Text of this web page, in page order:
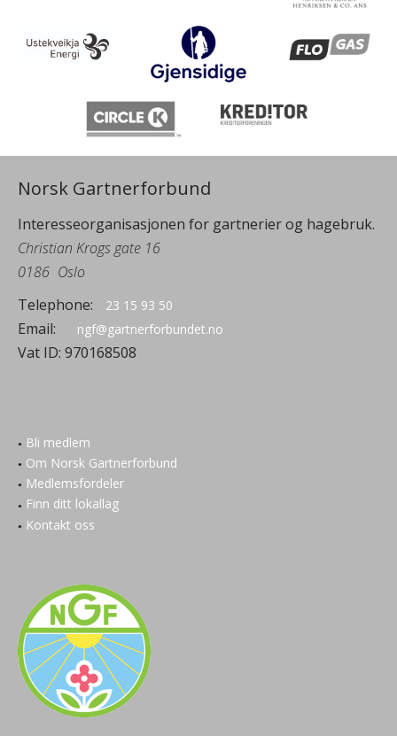
Norsk Gartnerforbund
Interesseorganisasjonen for gartnerier og hagebruk.
Christian Krogs gate 16
0186 Oslo
Telephone:
23 15 93 50
Email: ngf@gartnerforbundet.no
Vat ID: 970168508
Bli medlem
Om Norsk Gartnerforbund
Medlemsfordeler
Finn ditt lokallag
Kontakt oss